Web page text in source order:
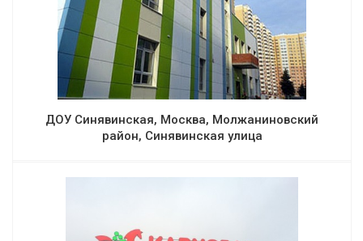
ДОУ Синявинская, Москва, Молжаниновский
район, Синявинская улица